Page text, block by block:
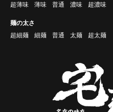
超薄味
薄味 普通 濃味 超濃味
麺の太さ
超細麺
細麺 普通 太麺 超太麺